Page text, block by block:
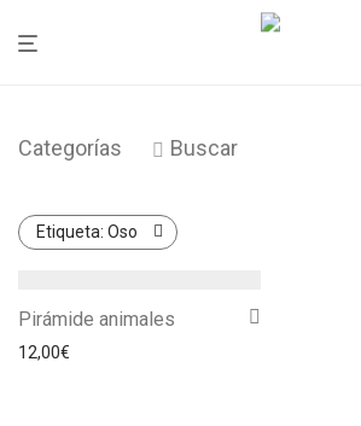
Categorías Buscar
Etiqueta: Oso
Pirámide animales
12,00€